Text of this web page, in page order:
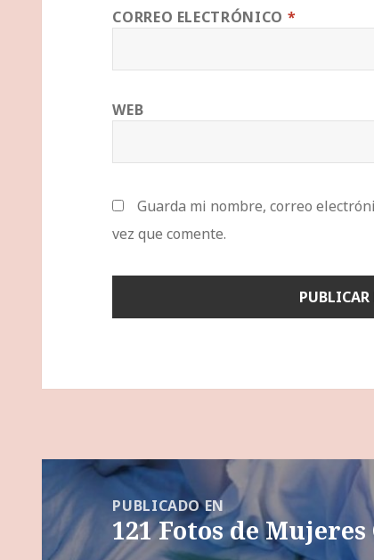
CORREO ELECTRÓNICO *
WEB
Guarda mi nombre, correo
vez que comente.
Navegación
de
entradas
PUBLICADO EN
121 Fotos de